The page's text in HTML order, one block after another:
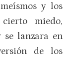
y los
miedo,
se lanzara en
de los